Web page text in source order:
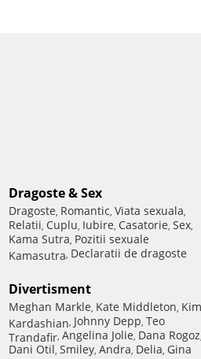
Dragoste & Sex
Dragoste, Romantic, Viata sexuala,
Relatii, Cuplu, Iubire, Casatorie, Sex,
Kama Sutra, Pozitii sexuale
Kamasutra, Declaratii de dragoste
Divertisment
Meghan Markle, Kate Middleton, Kim
Kardashian, Johnny Depp, Teo
Trandafir, Angelina Jolie, Dana Rogoz,
Dani Otil, Smiley, Andra, Delia, Gina